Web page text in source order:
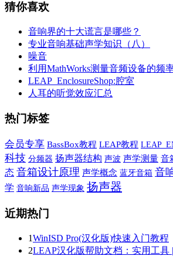
猜你喜欢
音响界的十大谎言是哪些？
专业音响基础声学知识（八）
噪音
利用MathWorks测量音频设备的频
LEAP_EnclosureShop:腔室
人耳的听觉效应汇总
热门标签
会员专享 BassBox教程 LEAP教程
科技 分频器 扬声器结构 声波 声学测量 音
态 音箱设计原理 声学概念 蓝牙音箱 音
学 音响新品 声学现象 扬声器
近期热门
1WinISD Pro(汉化版)快速入门教程
2LEAP汉化版帮助文档：实用工具